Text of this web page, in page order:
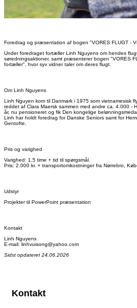
Foredrag og præsentation af bogen "VORES FLUGT -
Under foredraget fortæller Linh Nguyens om hendes
søredningsaktioner, samt præsenterer bogen "VORES
fortæller", hvor syv vidner taler om deres flugt.
Om Linh Nguyens
Linh Nguyen kom til Danmark i 1975 som vietnamesisk
reddet af Clara Maersk sammen med andre ca. 4.000 -
år, nu pensioneret og fik Den kongelige
Linh har holdt foredrag for Danske Seniors samt for
Gentofte.
Pris og varighed
Varighed: 1,5 time + tid til spørgsmål.
Pris: 2.000 kr. + transportomkostninger fra Nørrebro,
Udstyr
Projekter til PowerPoint præsentation
Kontakt
Linh Nguyens
E-mail: linhvuisong@yahoo.com
Sidst opdateret 24.06.2026
Kontakt